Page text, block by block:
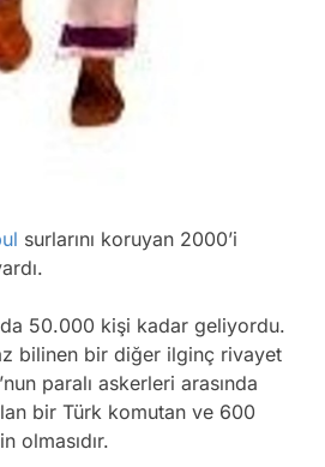
surlarını koruyan 2000’i
50.000 kişi kadar geliyordu.
bilinen bir diğer ilginç rivayet
paralı askerleri arasında
bir Türk komutan ve 600
olmasıdır.